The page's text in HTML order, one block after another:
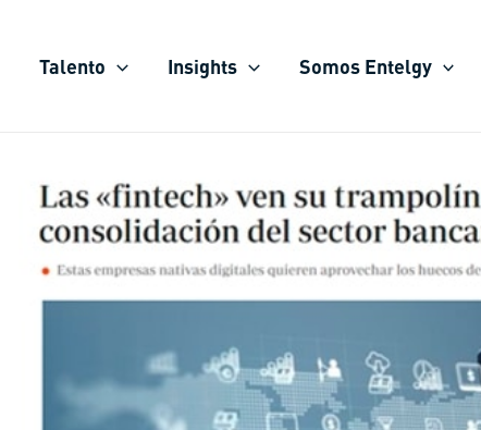
Talento Insights Somos Entelgy